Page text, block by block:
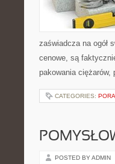
zaświadcza na ogół
cenowe, są
pakowania
CATEGORIES:
POSTED BY ADMIN